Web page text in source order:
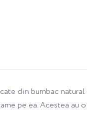
din bumbac natural
pe ea. Acestea au o